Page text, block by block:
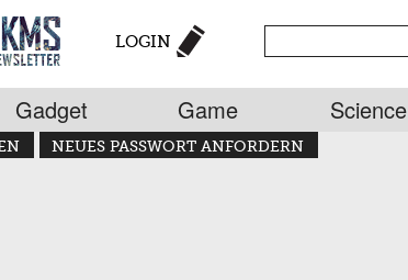
LOGIN
Gadget Game Science
NEUES PASSWORT ANFORDERN